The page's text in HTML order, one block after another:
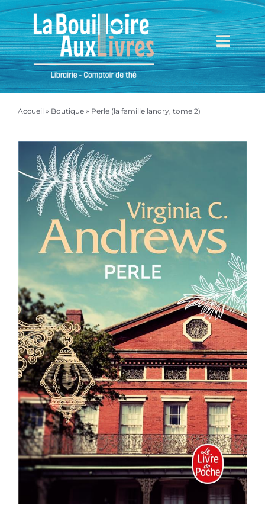
Passer
au
contenu
Accueil
Mieux nous connaître
Mon panier
Accueil » Boutique» Perle (la famille landry, tome 2)